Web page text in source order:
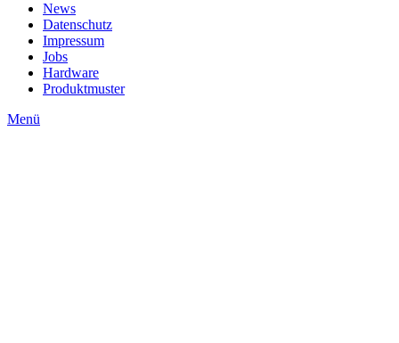
News
Datenschutz
Impressum
Jobs
Hardware
Produktmuster
Menü